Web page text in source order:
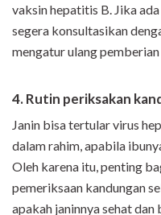
vaksin hepatitis B. Jika
segera konsultasikan
mengatur ulang pemberian
4. Rutin periksakan
Janin bisa tertular virus
dalam rahim, apabila
Oleh karena itu, penting
pemeriksaan kandungan
apakah janinnya sehat